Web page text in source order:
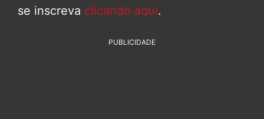
se inscreva clicando aqui.
PUBLICIDADE